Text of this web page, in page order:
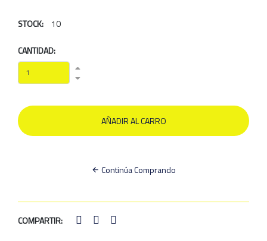
STOCK: 10
CANTIDAD:
Continúa Comprando
COMPARTIR: